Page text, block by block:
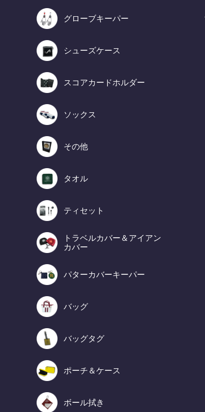
グローブキーパー
シューズケース
スコアカードホルダー
ソックス
その他
タオル
ティセット
トラベルカバー＆アイアン
カバー
パターカバーキーパー
バッグ
バッグタグ
ポーチ＆ケース
ボール拭き